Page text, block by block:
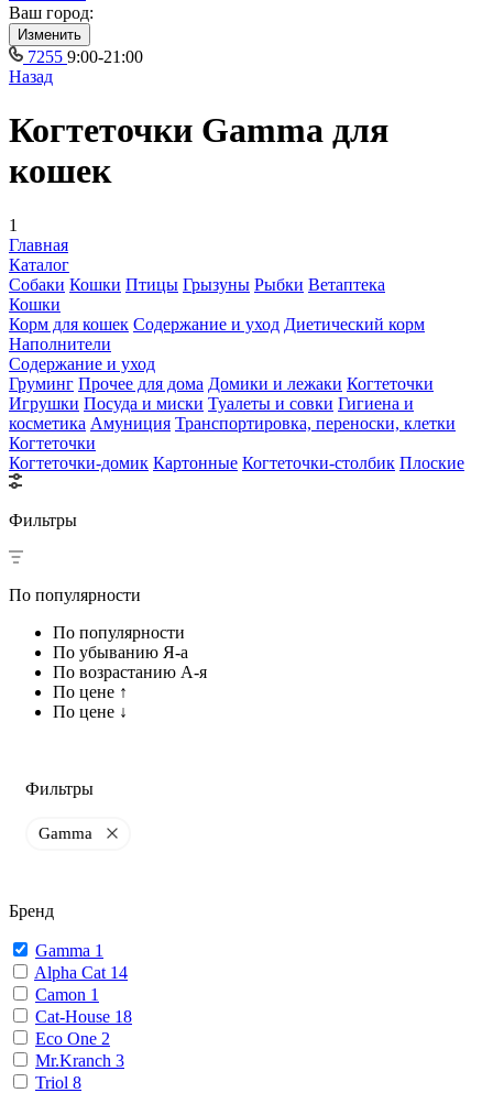
Ваш город:
Изменить
7255 9:00-21:00
Назад
Когтеточки Gamma для
кошек
1
Главная
Каталог
Собаки Кошки Птицы Грызуны Рыбки Ветаптека
Кошки
Корм для кошек Содержание и уход Диетический корм
Наполнители
Содержание и уход
Груминг Прочее для дома Домики и лежаки Когтеточки
Игрушки Посуда и миски Туалеты и совки Гигиена и
косметика Амуниция Транспортировка, переноски, клетки
Когтеточки
Когтеточки-домик Картонные Когтеточки-столбик Плоские
Фильтры
По популярности
По популярности
По убыванию Я-а
По возрастанию А-я
По цене ↑
По цене ↓
Фильтры
Gamma
Бренд
Gamma 1
Alpha Cat 14
Camon 1
Cat-House 18
Eco One 2
Mr.Kranch 3
Triol 8